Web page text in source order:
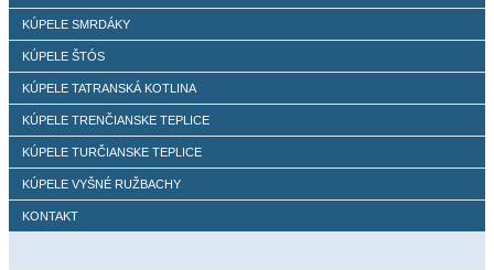
KÚPELE SMRDÁKY
KÚPELE ŠTÓS
KÚPELE TATRANSKÁ KOTLINA
KÚPELE TRENČIANSKE TEPLICE
KÚPELE TURČIANSKE TEPLICE
KÚPELE VYŠNÉ RUŽBACHY
KONTAKT